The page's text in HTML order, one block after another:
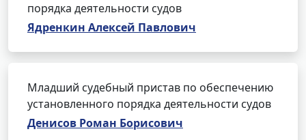
порядка деятельности судов
Ядренкин Алексей Павлович
Младший судебный пристав по обеспечению
установленного порядка деятельности судов
Денисов Роман Борисович